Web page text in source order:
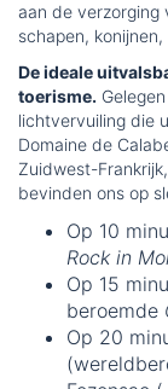
aan de verzorging
schapen,
De ideale
toerisme.
lichtvervuiling die
Domaine de
Zuidwest-
bevinden ons op
Op 10
Rock in
Op 15
beroemde
Op 20